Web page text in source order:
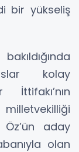
bir yükseliş
kolay
aday
olan